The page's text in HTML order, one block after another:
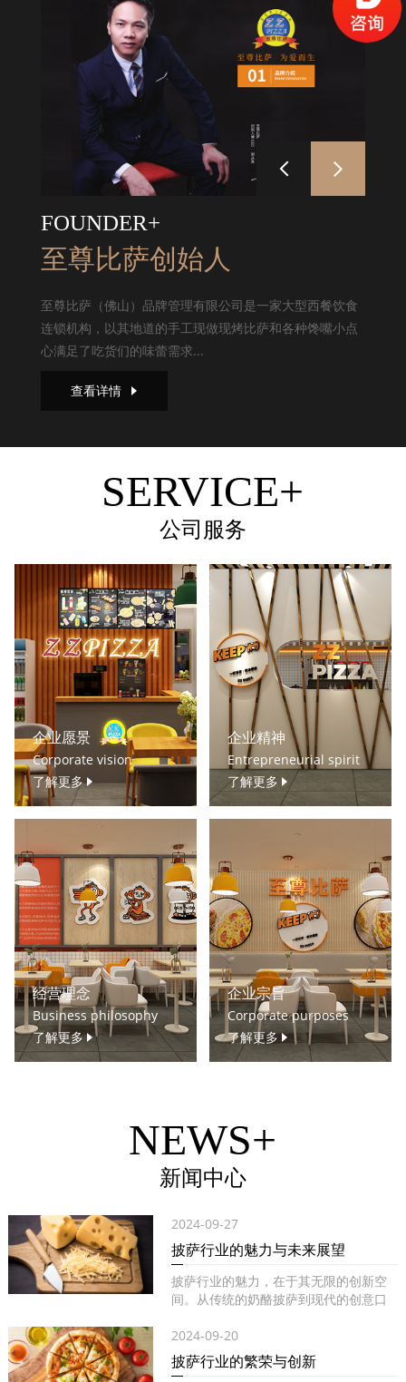
FOUNDER+
至尊比萨创始人
至尊比萨（佛山）品牌管理有限公司是一家大型西餐饮食
连锁机构，以其地道的手工现做现烤比萨和各种馋嘴小点
心满足了吃货们的味蕾需求...
查看详情
SERVICE+
公司服务
企业愿景
Corporate vision
了解更多
企业精神
Entrepreneurial spirit
了解更多
经营理念
Business philosophy
了解更多
企业宗旨
Corporate purposes
了解更多
NEWS+
新闻中心
2024-09-27
披萨行业的魅力与未来展望
披萨行业的魅力，在于其无限的创新空
间。从传统的奶酪披萨到现代的创意口
2024-09-20
披萨行业的繁荣与创新